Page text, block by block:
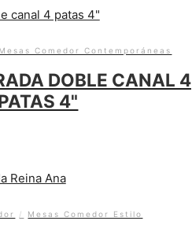
Mesas Comedor Contemporáneas
DOBLE CANAL 4
4"
/ Mesas Comedor Estilo